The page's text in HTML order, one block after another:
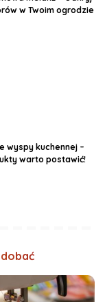
w Twoim ogrodzie
wyspy kuchennej –
warto postawić!